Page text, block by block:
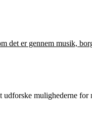
det er gennem musik,
mulighederne for